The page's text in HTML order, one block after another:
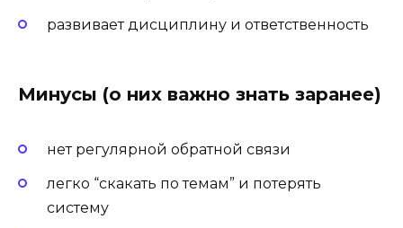
развивает дисциплину и ответственность
Минусы (о них важно знать заранее)
нет регулярной обратной связи
легко “скакать по темам” и потерять
систему